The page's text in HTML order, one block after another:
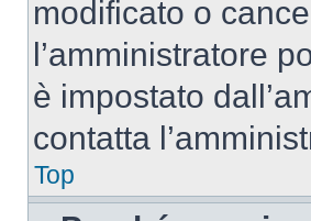
modificato o
l’amministratore
è impostato
contatta
Top